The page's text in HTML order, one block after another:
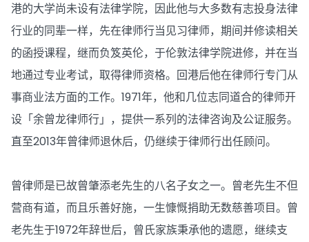
港的大学尚未设有法律学院，因此他与大多数有志投身法律
行业的同辈一样，先在律师行当见习律师，期间并修读相关
的函授课程，继而负笈英伦，于伦敦法律学院进修，并在当
地通过专业考试，取得律师资格。回港后他在律师行专门从
事商业法方面的工作。1971年，他和几位志同道合的律师开
设「余曾龙律师行」，提供一系列的法律咨询及公证服务。
直至2013年曾律师退休后，仍继续于律师行出任顾问。
曾律师是已故曾肇添老先生的八名子女之一。曾老先生不但
营商有道，而且乐善好施，一生慷慨捐助无数慈善项目。曾
老先生于1972年辞世后，曾氏家族秉承他的遗愿，继续支